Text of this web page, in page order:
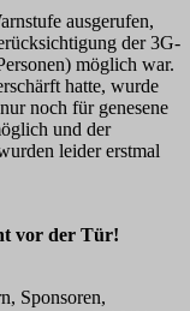
ausgerufen,
der 3G-
möglich war.
hatte, wurde
noch für genesene
und der
leider erstmal
vor der Tür!
Sponsoren,